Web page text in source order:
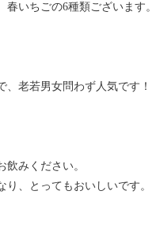
いちごの6種類ございます。
老若男女問わず人気です！
みください。
、とってもおいしいです。